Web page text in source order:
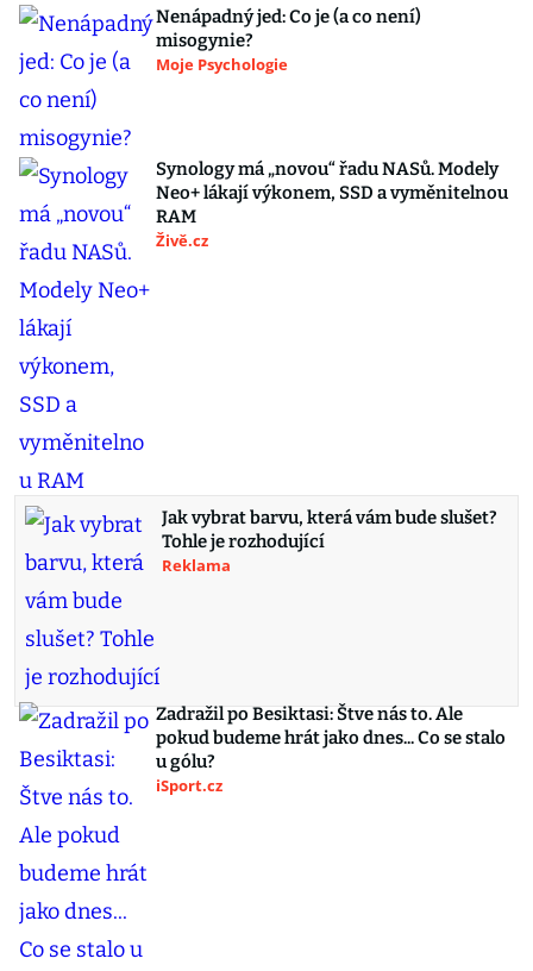
Nenápadný jed: Co je (a co není)
misogynie?
Moje Psychologie
Synology má „novou“ řadu NASů. Modely
Neo+ lákají výkonem, SSD a vyměnitelnou
RAM
Živě.cz
Jak vybrat barvu, která vám bude slušet?
Tohle je rozhodující
Reklama
Zadražil po Besiktasi: Štve nás to. Ale
pokud budeme hrát jako dnes... Co se stalo
u gólu?
iSport.cz